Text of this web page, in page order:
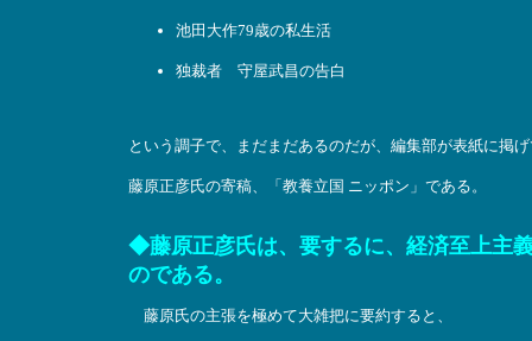
池田大作79歳の私生活
独裁者 守屋武昌の告白
という調子で、まだまだあるのだが、編集部が表紙に掲
藤原正彦氏の寄稿、「教養立国 ニッポン」である。
◆藤原正彦氏は、要するに、経済至上主
のである。
藤原氏の主張を極めて大雑把に要約すると、